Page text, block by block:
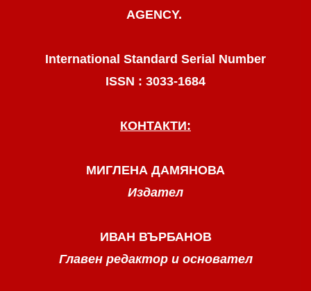
AGENCY.
International Standard Serial Number
ISSN : 3033-1684
КОНТАКТИ:
МИГЛЕНА ДАМЯНОВА
Издател
ИВАН ВЪРБАНОВ
Главен редактор и основател